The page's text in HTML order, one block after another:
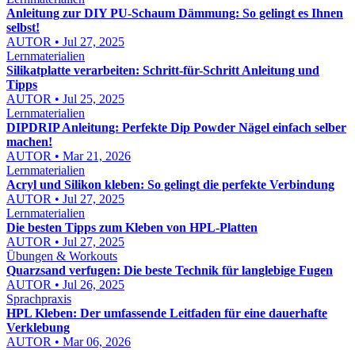
Anleitung zur DIY PU-Schaum Dämmung: So gelingt es Ihnen
selbst!
AUTOR • Jul 27, 2025
Lernmaterialien
Silikatplatte verarbeiten: Schritt-für-Schritt Anleitung und
Tipps
AUTOR • Jul 25, 2025
Lernmaterialien
DIPDRIP Anleitung: Perfekte Dip Powder Nägel einfach selber
machen!
AUTOR • Mar 21, 2026
Lernmaterialien
Acryl und Silikon kleben: So gelingt die perfekte Verbindung
AUTOR • Jul 27, 2025
Lernmaterialien
Die besten Tipps zum Kleben von HPL-Platten
AUTOR • Jul 27, 2025
Übungen & Workouts
Quarzsand verfugen: Die beste Technik für langlebige Fugen
AUTOR • Jul 26, 2025
Sprachpraxis
HPL Kleben: Der umfassende Leitfaden für eine dauerhafte
Verklebung
AUTOR • Mar 06, 2026